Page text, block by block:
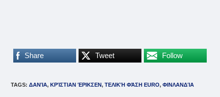
Share Tweet Follow
TAGS:ΔΑΝΊΑ, ΚΡΊΣΤΙΑΝ ΈΡΙΚΣΕΝ, ΤΕΛΙΚΉ ΦΆΣΗ EURO, ΦΙΝΛΑΝΔΊΑ